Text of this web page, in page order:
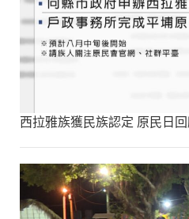
西拉雅族獲民族認定 原民日